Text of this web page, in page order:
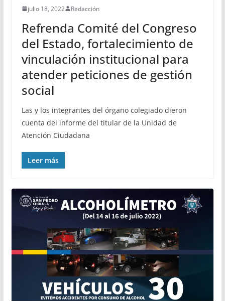
julio 18, 2022 Redacción
Refrenda Comité del Congreso
del Estado, fortalecimiento de
vinculación institucional para
atender peticiones de gestión
social
Las y los integrantes del órgano colegiado dieron
cuenta del informe del titular de la Unidad de
Atención Ciudadana
Leer más